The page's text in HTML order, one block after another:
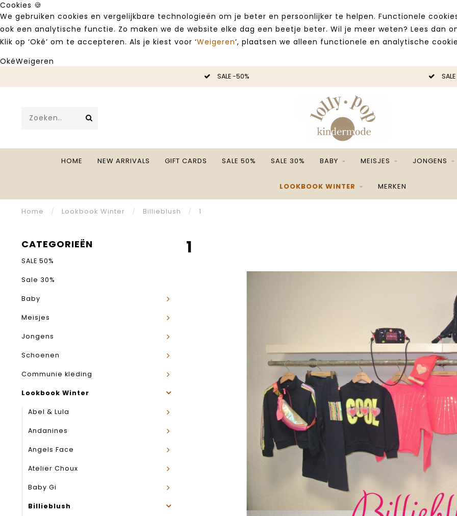
Cookies 🍪
We gebruiken cookies en vergelijkbare technologieën om je beter en persoonlijker te helpen. Functionele
ook een analytische functie. Zo maken we de website elke dag een beetje beter. Wil je meer weten? Lees dan
Klik op ‘Oké’ om te accepteren. Als je kiest voor ‘Weigeren’, plaatsen we alleen functionele en analytische
OkéWeigeren
SALE -50%
HOME NEW ARRIVALS GIFT CARDS SALE 50% SALE 30% BABY MEISJES JONGENS
LOOKBOOK WINTER MERKEN
Home / Lookbook Winter / Billieblush / 1
CATEGORIEËN
SALE 50%
Sale 30%
Baby
Meisjes
Jongens
Schoenen
Communie kleding
Lookbook Winter
Abel & Lula
Andanines
Angels Face
Atelier Choux
Baby Gi
Billieblush
1